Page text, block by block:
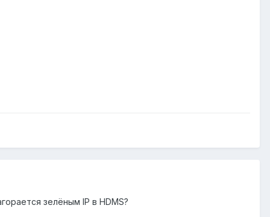
зелёным IP в HDMS?